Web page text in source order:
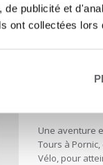
de publicité et
ont collectées
Un
Une aventure
Tours à
Vélo, pour